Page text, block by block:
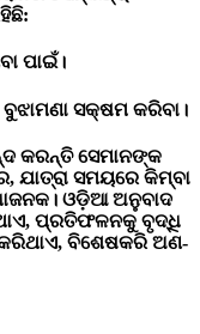
ପାଇଁ।
ବୁଝାମଣା ସକ୍ଷମ କରିବା।
କରନ୍ତି ସେମାନଙ୍କ
ଯାତ୍ରା ସମୟରେ କିମ୍ବା
ଓଡ଼ିଆ ଅନୁବାଦ
ପ୍ରତିଫଳନକୁ ବୃଦ୍ଧି
ବିଶେଷକରି ଅଣ-